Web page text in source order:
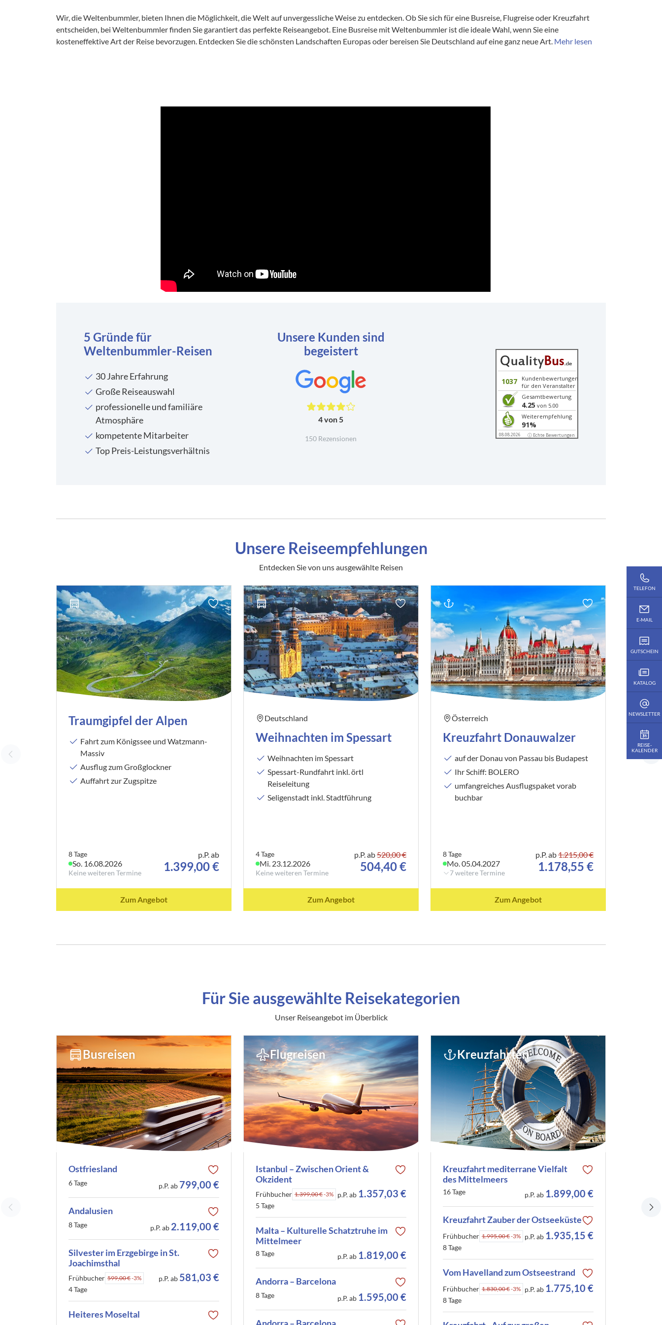
0Reise/n auf deiner Merkliste
Keine Reisen auf der Merkliste
Wir, die Weltenbummler, bieten Ihnen die Möglichkeit, die Welt auf unvergessliche Weise zu entdecken. Ob Sie sich für eine Busreise, Flugreise oder Kreuzfahrt
entscheiden, bei Weltenbummler finden Sie garantiert das perfekte Reiseangebot. Eine Busreise mit Weltenbummler ist die ideale Wahl, wenn Sie eine
kosteneffektive Art der Reise bevorzugen. Entdecken Sie die schönsten Landschaften Europas oder bereisen Sie Deutschland auf eine ganz neue Art. Mehr lesen
5 Gründe für
Weltenbummler-Reisen
30 Jahre Erfahrung
Große Reiseauswahl
professionelle und familiäre
Atmosphäre
kompetente Mitarbeiter
Top Preis-Leistungsverhältnis
Unsere Kunden sind
begeistert
4 von 5
150 Rezensionen
1037
Kundenbewertungen
für den Veranstalter
Gesamtbewertung
4.25 von 5.00
Weiterempfehlung
91%
08.08.2026 ⓘ Echte Bewertungen
Unsere Reiseempfehlungen
Entdecken Sie von uns ausgewählte Reisen
Traumgipfel der Alpen
Fahrt zum Königssee und Watzmann-
Massiv
Ausflug zum Großglockner
Auffahrt zur Zugspitze
8 Tage
So. 16.08.2026
Keine weiteren Termine
p.P. ab
1.399,00 €
Zum Angebot
Deutschland
Weihnachten im Spessart
Weihnachten im Spessart
Spessart-Rundfahrt inkl. örtl
Reiseleitung
Seligenstadt inkl. Stadtführung
4 Tage
Mi. 23.12.2026
Keine weiteren Termine
p.P. ab520,00 €
504,40 €
Zum Angebot
Österreich
Kreuzfahrt Donauwalzer
auf der Donau von Passau bis Budapest
Ihr Schiff: BOLERO
umfangreiches Ausflugspaket vorab
buchbar
8 Tage
Mo. 05.04.2027
7 weitere Termine
p.P. ab1.215,00 €
1.178,55 €
Zum Angebot
Für Sie ausgewählte Reisekategorien
Unser Reiseangebot im Überblick
Busreisen
Ostfriesland
6 Tage p.P. ab 799,00 €
Andalusien
8 Tage p.P. ab 2.119,00 €
Silvester im Erzgebirge in St.
Joachimsthal
Frühbucher 599,00 €-3%
4 Tage
p.P. ab 581,03 €
Heiteres Moseltal
Flugreisen
Istanbul – Zwischen Orient &
Okzident
Frühbucher 1.399,00 €-3%
5 Tage
p.P. ab 1.357,03 €
Malta – Kulturelle Schatztruhe im
Mittelmeer
8 Tage p.P. ab 1.819,00 €
Andorra – Barcelona
8 Tage p.P. ab 1.595,00 €
Kreuzfahrten
Kreuzfahrt mediterrane Vielfalt
des Mittelmeers
16 Tage p.P. ab 1.899,00 €
Kreuzfahrt Zauber der Ostseeküste
Frühbucher 1.995,00 €-3%
8 Tage
p.P. ab 1.935,15 €
Vom Havelland zum Ostseestrand
Frühbucher 1.830,00 €-3%
8 Tage
p.P. ab 1.775,10 €
Hotel
TELEFON
E-MAIL
GUTSCHEIN
KATALOG
NEWSLETTER
REISE­
KALENDER